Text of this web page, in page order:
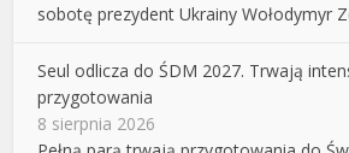
sobotę prezydent Ukrainy Wołodymyr
Seul odlicza do ŚDM 2027. Trwają
przygotowania
8 sierpnia 2026